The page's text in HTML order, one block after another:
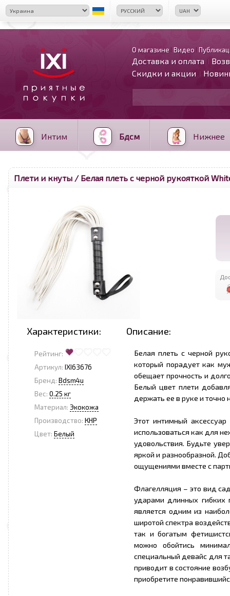
О магазине Видео
Доставка и оплата
Скидки и акции
Интим Бдсм Нижнее
Плети и кнуты / Белая плеть с черной рукояткой
Характеристики: Описание:
Рейтинг:
Артикул: IXI63676
Бренд: Bdsm4u
Вес: 0.25 кг
Материал: Экокожа
Производство: КНР
Цвет: Белый
Белая плеть с черной
который порадует как
обещает прочность и
Белый цвет плети
держать ее в руке и точно
Этот интимный
использоваться как для
удовольствия. Будьте
яркой и разнообразной.
ощущениями вместе с
Флагелляция – это вид
ударами длинных
является одним из
широтой спектра
так и богатым
можно обойтись
специальный девайс для
приводит в состояние
приобретите